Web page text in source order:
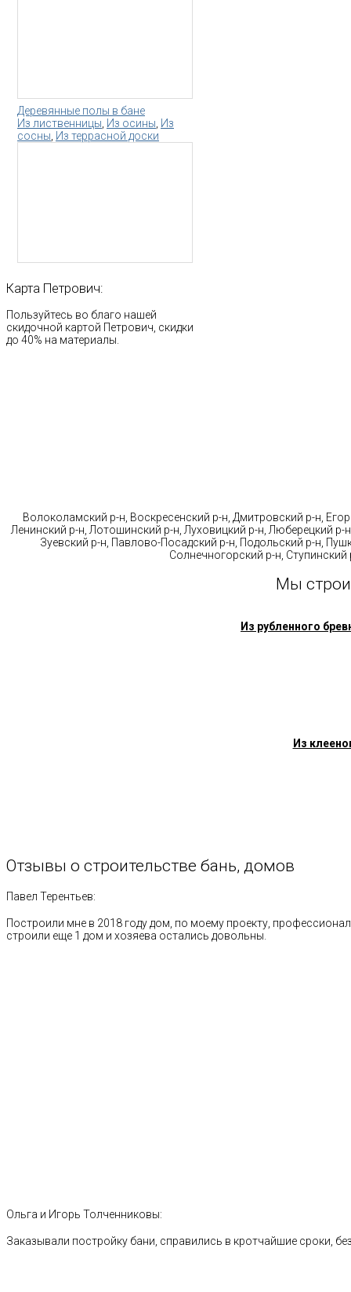
Деревянные полы в бане
Из лиственницы, Из осины, Из
сосны, Из террасной доски
Карта Петрович:
Пользуйтесь во благо нашей
скидочной картой Петрович, скидки
до 40% на материалы.
Волоколамский р-н, Воскресенский р-н, Дмитровский р-н,
Ленинский р-н, Лотошинский р-н, Луховицкий р-н, Люберецкий
Зуевский р-н, Павлово-Посадский р-н, Подольский р-н,
Солнечногорский р-н,
Мы
Из рубленного
Из
Отзывы о строительстве бань, домов
Павел Терентьев:
Построили мне в 2018 году дом, по моему проекту,
строили еще 1 дом и хозяева остались довольны.
Ольга и Игорь Толченниковы:
Заказывали постройку бани, справились в кротчайшие сроки,